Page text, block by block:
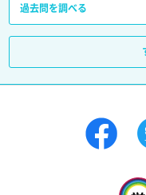
過去問を調べる